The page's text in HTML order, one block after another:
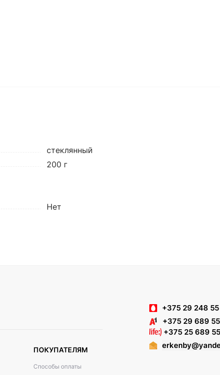
стеклянный
200 г
Нет
ПОКУПАТЕЛЯМ
Способы оплаты
+375 29 248
+375 29 689
+375 25 689